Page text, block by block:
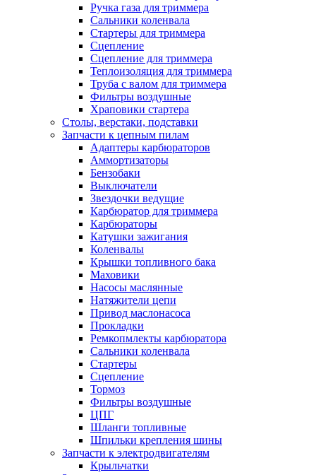
Ручка газа для триммера
Сальники коленвала
Стартеры для триммера
Сцепление
Сцепление для триммера
Теплоизоляция для триммера
Труба с валом для триммера
Фильтры воздушные
Храповики стартера
Столы, верстаки, подставки
Запчасти к цепным пилам
Адаптеры карбюраторов
Аммортизаторы
Бензобаки
Выключатели
Звездочки ведущие
Карбюратор для триммера
Карбюраторы
Катушки зажигания
Коленвалы
Крышки топливного бака
Маховики
Насосы маслянные
Натяжители цепи
Привод маслонасоса
Прокладки
Ремкопмлекты карбюратора
Сальники коленвала
Стартеры
Сцепление
Тормоз
Фильтры воздушные
ЦПГ
Шланги топливные
Шпильки крепления шины
Запчасти к электродвигателям
Крыльчатки